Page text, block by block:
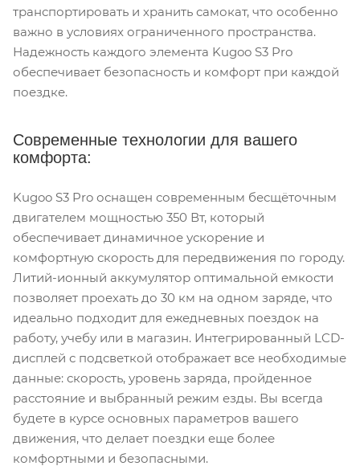
транспортировать и хранить самокат, что особенно
важно в условиях ограниченного пространства.
Надежность каждого элемента Kugoo S3 Pro
обеспечивает безопасность и комфорт при каждой
поездке.
Современные технологии для вашего
комфорта:
Kugoo S3 Pro оснащен современным бесщёточным
двигателем мощностью 350 Вт, который
обеспечивает динамичное ускорение и
комфортную скорость для передвижения по городу.
Литий-ионный аккумулятор оптимальной емкости
позволяет проехать до 30 км на одном заряде, что
идеально подходит для ежедневных поездок на
работу, учебу или в магазин. Интегрированный LCD-
дисплей с подсветкой отображает все необходимые
данные: скорость, уровень заряда, пройденное
расстояние и выбранный режим езды. Вы всегда
будете в курсе основных параметров вашего
движения, что делает поездки еще более
комфортными и безопасными.